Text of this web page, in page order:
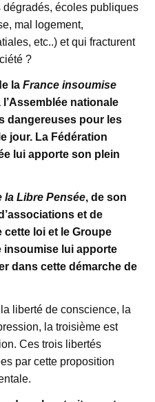
écoles publiques
mal logement,
etc..) et qui fracturent
?
la France insoumise
nationale
dangereuses pour les
jour. La Fédération
lui apporte son plein
la Libre Pensée, de son
et de
loi et le Groupe
insoumise lui apporte
dans cette démarche de
liberté de conscience, la
la troisième est
Ces trois libertés
par cette proposition